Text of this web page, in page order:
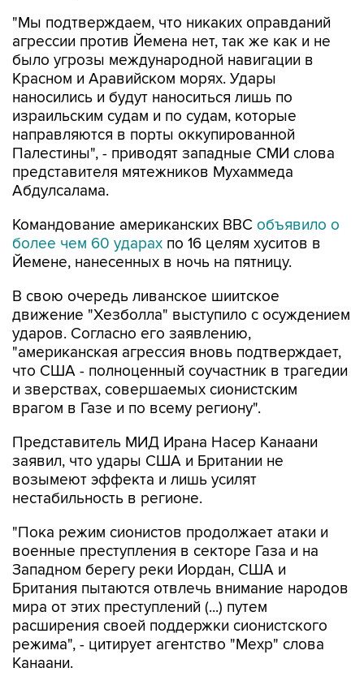
"Мы подтверждаем, что никаких оправданий
агрессии против Йемена нет, так же как и не
было угрозы международной навигации в
Красном и Аравийском морях. Удары
наносились и будут наноситься лишь по
израильским судам и по судам, которые
направляются в порты оккупированной
Палестины", - приводят западные СМИ слова
представителя мятежников Мухаммеда
Абдулсалама.
Командование американских ВВС объявило о
более чем 60 ударах по 16 целям хуситов в
Йемене, нанесенных в ночь на пятницу.
В свою очередь ливанское шиитское
движение "Хезболла" выступило с осуждением
ударов. Согласно его заявлению,
"американская агрессия вновь подтверждает,
что США - полноценный соучастник в трагедии
и зверствах, совершаемых сионистским
врагом в Газе и по всему региону".
Представитель МИД Ирана Насер Канаани
заявил, что удары США и Британии не
возымеют эффекта и лишь усилят
нестабильность в регионе.
"Пока режим сионистов продолжает атаки и
военные преступления в секторе Газа и на
Западном берегу реки Иордан, США и
Британия пытаются отвлечь внимание народов
мира от этих преступлений (...) путем
расширения своей поддержки сионистского
режима", - цитирует агентство "Мехр" слова
Канаани.